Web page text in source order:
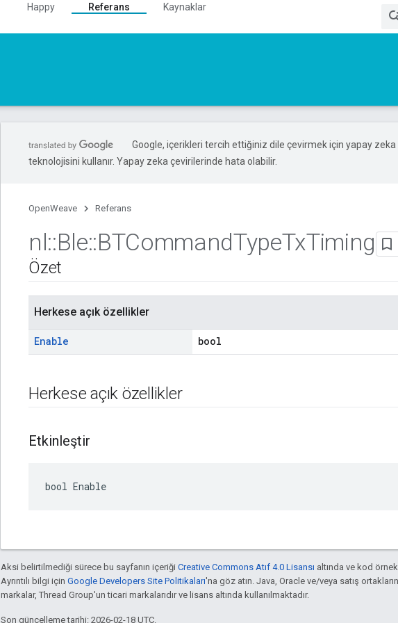
Happy Referans
Kaynaklar
Google, içerikleri tercih ettiğiniz dile çevirmek için yapay zeka
teknolojisini kullanır. Yapay zeka çevirilerinde hata olabilir.
OpenWeave Referans
nl::Ble::BTCommandTypeTxTiming
Özet
Herkese açık özellikler
Enable bool
Herkese açık özellikler
Etkinleştir
bool Enable
Aksi belirtilmediği sürece bu sayfanın içeriği Creative Commons Atıf 4.0 Lisansı altında ve kod
Ayrıntılı bilgi için Google Developers Site Politikaları'na göz atın. Java, Oracle ve/veya satış
markalar, Thread Group'un ticari markalarıdır ve lisans altında kullanılmaktadır.
Son güncelleme tarihi: 2026-02-18 UTC.